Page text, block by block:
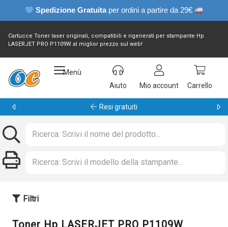
Spedizione Gratuita per ordini a partire da 29€
Cartucce Toner laser originali, compatibili e rigenerati per stampante Hp
LASERJET PRO P1109W al miglior prezzo sul web!
Menù
Aiuto
Mio account Carrello
Garanzia 24 mesi
Filtri
Toner Hp LASERJET PRO P1109W